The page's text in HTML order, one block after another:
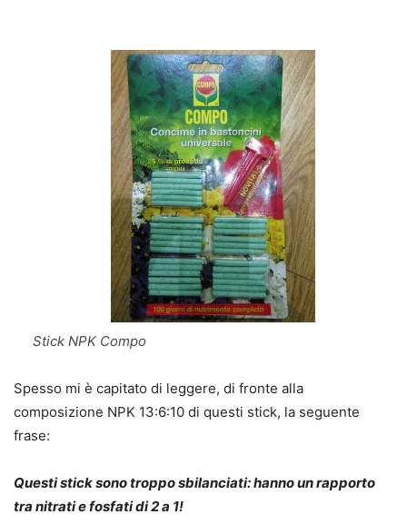
Stick NPK Compo
Spesso mi è capitato di leggere, di fronte alla
composizione NPK 13:6:10 di questi stick, la seguente
frase:
Questi stick sono troppo sbilanciati: hanno un rapporto
tra nitrati e fosfati di 2 a 1!